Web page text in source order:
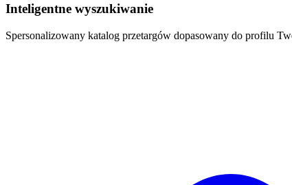
Inteligentne wyszukiwanie
Spersonalizowany katalog przetargów dopasowany do profilu